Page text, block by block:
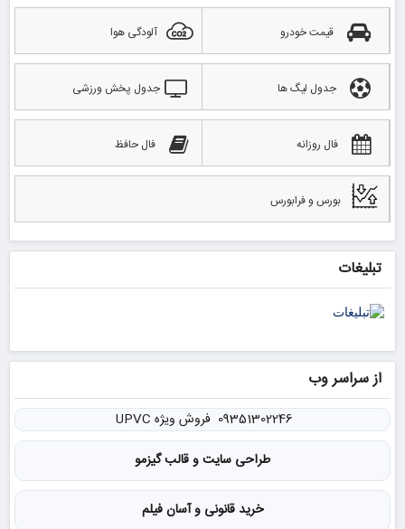
قیمت خودرو آلودگی هوا
جدول لیگ ها جدول پخش ورزشی
فال روزانه فال حافظ
بورس و فرابورس
تبلیغات
از سراسر وب
09351302246 فروش ویژه UPVC
طراحی سایت و قالب گیزمو
خرید قانونی و آسان فیلم